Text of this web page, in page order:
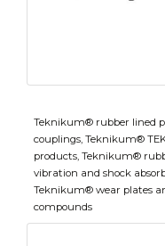
Teknikum® rubber lined
couplings, Teknikum®
products, Teknikum®
vibration and shock
Teknikum® wear plates
compounds